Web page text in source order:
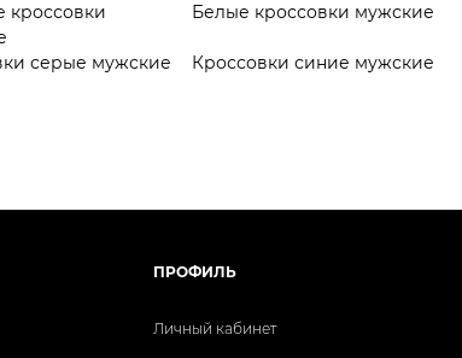
кроссовки
Белые кроссовки мужские
серые мужские Кроссовки синие мужские
ПРОФИЛЬ
Личный кабинет